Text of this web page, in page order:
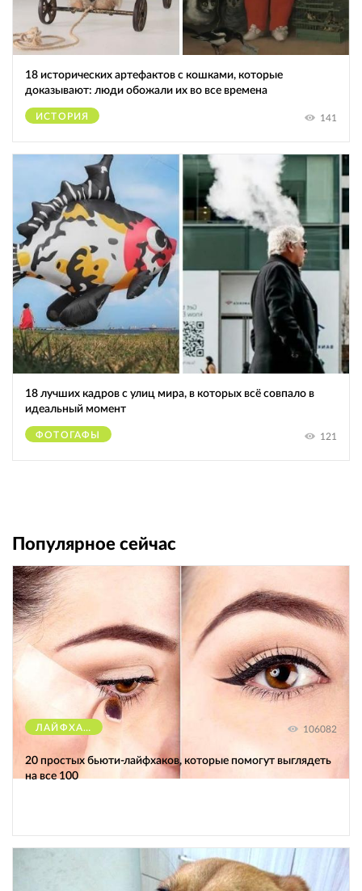
18 исторических артефактов с кошками, которые
доказывают: люди обожали их во все времена
ИСТОРИЯ 141
18 лучших кадров с улиц мира, в которых всё совпало в
идеальный момент
ФОТОГАФЫ 121
Популярное сейчас
ЛАЙФХАКИ 106082
20 простых бьюти-лайфхаков, которые помогут выглядеть
на все 100